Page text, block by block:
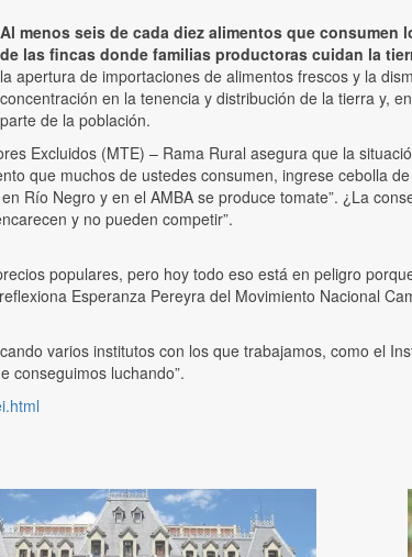
Al menos seis de cada diez alimentos que
de las fincas donde familias productoras cuidan la
la apertura de importaciones de alimentos frescos y la
concentración en la tenencia y distribución de la tierra y,
parte de la población.
Excluidos (MTE) – Rama Rural asegura que la
que muchos de ustedes consumen, ingrese cebolla
Río Negro y en el AMBA se produce tomate”. ¿La
y no pueden competir”.
populares, pero hoy todo eso está en peligro
Esperanza Pereyra del Movimiento Nacional
varios institutos con los que trabajamos, como el
conseguimos luchando”.